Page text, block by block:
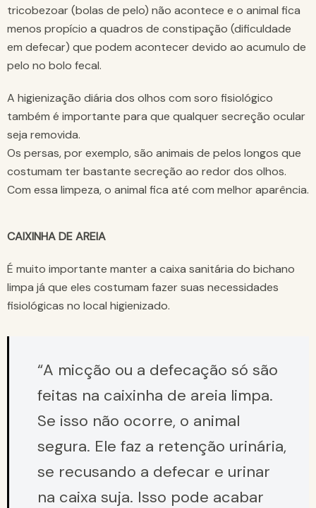
tricobezoar (bolas de pelo) não acontece e o animal fica
menos propício a quadros de constipação (dificuldade
em defecar) que podem acontecer devido ao acumulo de
pelo no bolo fecal.
A higienização diária dos olhos com soro fisiológico
também é importante para que qualquer secreção ocular
seja removida.
Os persas, por exemplo, são animais de pelos longos que
costumam ter bastante secreção ao redor dos olhos.
Com essa limpeza, o animal fica até com melhor aparência.
CAIXINHA DE AREIA
É muito importante manter a caixa sanitária do bichano
limpa já que eles costumam fazer suas necessidades
fisiológicas no local higienizado.
“A micção ou a defecação só são
feitas na caixinha de areia limpa.
Se isso não ocorre, o animal
segura. Ele faz a retenção urinária,
se recusando a defecar e urinar
na caixa suja. Isso pode acabar